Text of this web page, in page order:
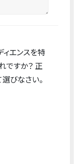
エンスを特
ですか？ 正
びなさい。